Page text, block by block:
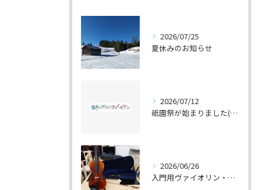
2026/07/25
夏休みのお知らせ
2026/07/12
祇園祭が始まりました(^^♪
2026/06/26
入門用ヴァイオリン・セットの仕上げ♪